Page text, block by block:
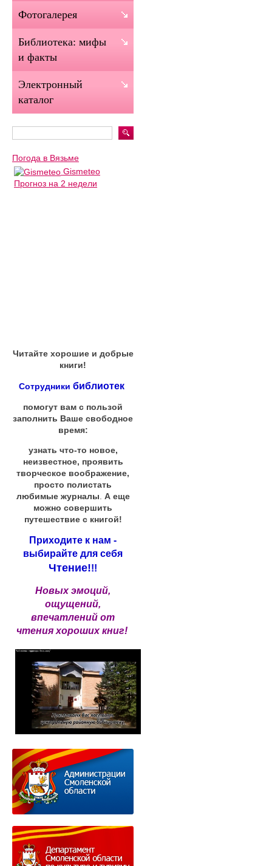
Фотогалерея
Библиотека: мифы
и факты
Электронный
каталог
Погода в Вязьме
Gismeteo
Прогноз на 2 недели
Читайте хорошие и добрые
книги!
Сотрудники библиотек
помогут вам с пользой
заполнить Ваше свободное
время:
узнать что-то новое,
неизвестное, проявить
творческое воображение,
просто полистать
любимые журналы А еще
можно совершить
путешествие с книгой!
Приходите к нам -
выбирайте для себя
Чтение!!!
Новых эмоций,
ощущений,
впечатлений от
чтения хороших книг!